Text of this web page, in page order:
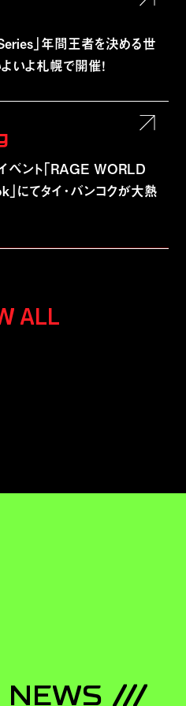
」年間王者を決める世
いよ札幌で開催！
ベント「RAGE WORLD
てタイ・バンコクが大熱
ALL
NEWS